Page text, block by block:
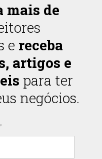
mais de
e receba
artigos e
para ter
negócios.